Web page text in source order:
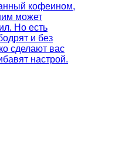
кофеином,
может
Но есть
и без
сделают вас
настрой.